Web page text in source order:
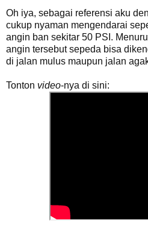
Oh iya, sebagai referensi aku
cukup nyaman mengendarai
angin ban sekitar 50 PSI.
angin tersebut sepeda bisa
di jalan mulus maupun jalan
Tonton video-nya di sini: